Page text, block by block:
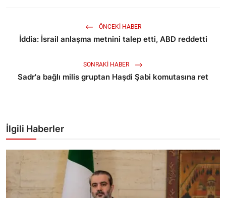
ÖNCEKI HABER
İddia: İsrail anlaşma metnini talep etti, ABD reddetti
SONRAKI HABER
Sadr'a bağlı milis gruptan Haşdi Şabi komutasına ret
İlgili Haberler